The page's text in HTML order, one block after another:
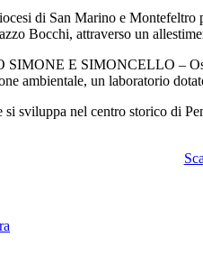
di San Marino e Montefeltro
Bocchi, attraverso un
E SIMONCELLO –
ambientale, un laboratorio
nel centro storico di